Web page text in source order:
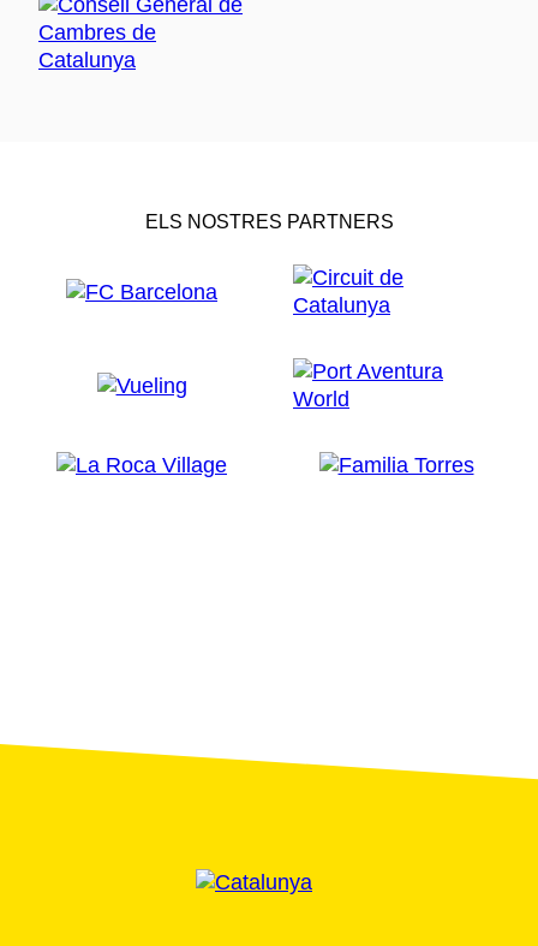
ELS NOSTRES PARTNERS